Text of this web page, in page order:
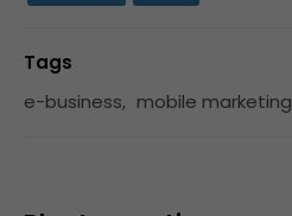
Tags
e-business, mobile marketing